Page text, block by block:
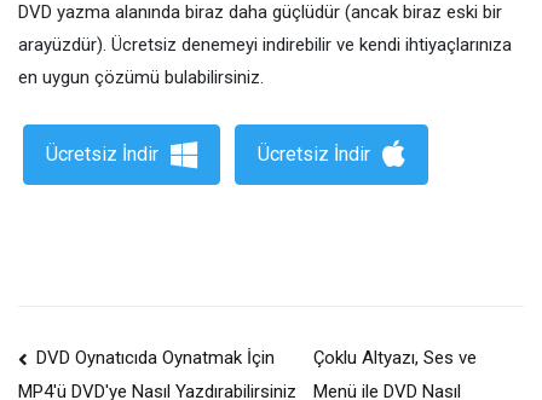
DVD yazma alanında biraz daha güçlüdür (ancak biraz eski bir
arayüzdür). Ücretsiz denemeyi indirebilir ve kendi ihtiyaçlarınıza
en uygun çözümü bulabilirsiniz.
Ücretsiz İndir Ücretsiz İndir
Gönderi
DVD Oynatıcıda Oynatmak İçin
MP4'ü DVD'ye Nasıl Yazdırabilirsiniz
Çoklu Altyazı, Ses ve
Menü ile DVD Nasıl